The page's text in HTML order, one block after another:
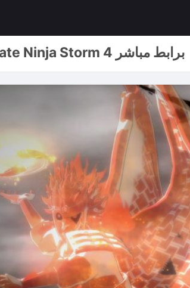
تحميل لعبة NARUTO SHIPPUDEN Ultimate Ninja Storm 4 برابط مباشر